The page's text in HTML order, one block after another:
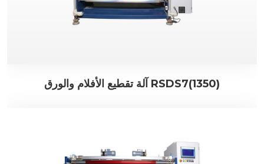
آلة تقطيع الأفلام والورق RSDS7(1350)